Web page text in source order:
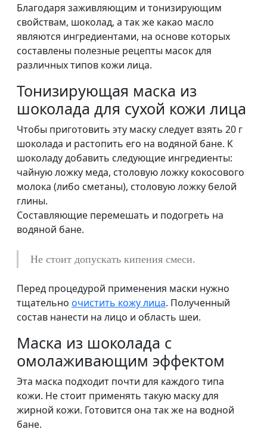
Благодаря заживляющим и тонизирующим
свойствам, шоколад, а так же какао масло
являются ингредиентами, на основе которых
составлены полезные рецепты масок для
различных типов кожи лица.
Тонизирующая маска из
шоколада для сухой кожи лица
Чтобы приготовить эту маску следует взять 20 г
шоколада и растопить его на водяной бане. К
шоколаду добавить следующие ингредиенты:
чайную ложку меда, столовую ложку кокосового
молока (либо сметаны), столовую ложку белой
глины.
Составляющие перемешать и подогреть на
водяной бане.
Не стоит допускать кипения смеси.
Перед процедурой применения маски нужно
тщательно очистить кожу лица. Полученный
состав нанести на лицо и область шеи.
Маска из шоколада с
омолаживающим эффектом
Эта маска подходит почти для каждого типа
кожи. Не стоит применять такую маску для
жирной кожи. Готовится она так же на водной
бане.